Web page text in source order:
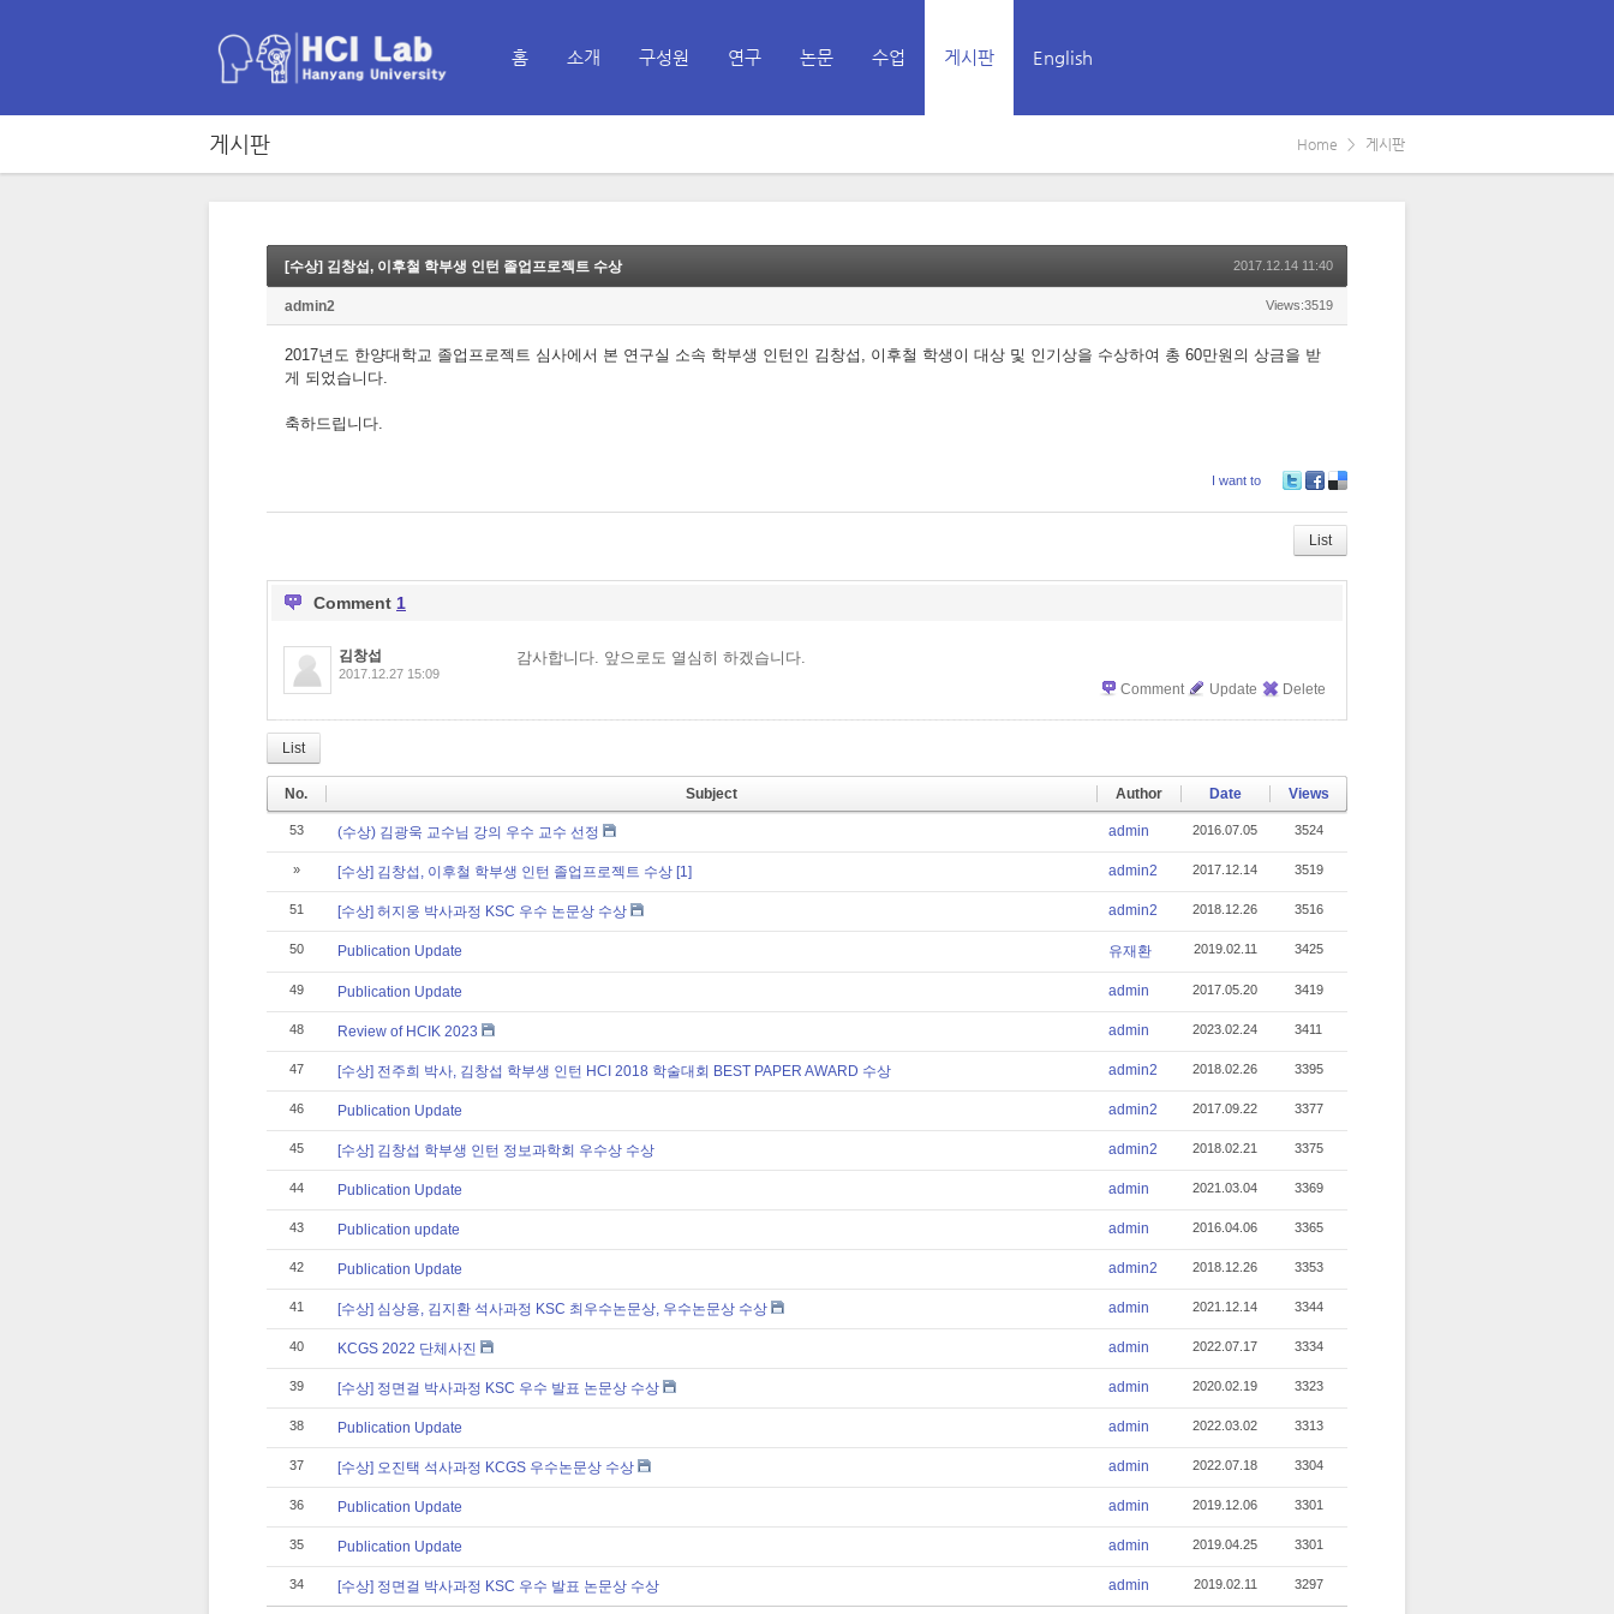
홈 소개 구성원 연구 논문 수업 게시판 English
게시판 Home 게시판
[수상] 김창섭, 이후철 학부생 인턴 졸업프로젝트 수상 2017.12.14 11:40
admin2 Views:3519
2017년도 한양대학교 졸업프로젝트 심사에서 본 연구실 소속 학부생 인턴인 김창섭, 이후철 학생이 대상 및 인기상을 수상하여 총 60만원의 상금을 받
게 되었습니다.
축하드립니다.
I want to
bo
ok
ou
s
List
Comment 1
김창섭
2017.12.27 15:09
감사합니다. 앞으로도 열심히 하겠습니다.
Comment Update Delete
List
No. Subject Author Date Views
53 (수상) 김광욱 교수님 강의 우수 교수 선정 admin 2016.07.05 3524
» [수상] 김창섭, 이후철 학부생 인턴 졸업프로젝트 수상 [1] admin2 2017.12.14 3519
51 [수상] 허지웅 박사과정 KSC 우수 논문상 수상 admin2 2018.12.26 3516
50 Publication Update 유재환 2019.02.11 3425
49 Publication Update admin 2017.05.20 3419
48 Review of HCIK 2023 admin 2023.02.24 3411
47 [수상] 전주희 박사, 김창섭 학부생 인턴 HCI 2018 학술대회 BEST PAPER AWARD 수상 admin2 2018.02.26 3395
46 Publication Update admin2 2017.09.22 3377
45 [수상] 김창섭 학부생 인턴 정보과학회 우수상 수상 admin2 2018.02.21 3375
44 Publication Update admin 2021.03.04 3369
43 Publication update admin 2016.04.06 3365
42 Publication Update admin2 2018.12.26 3353
41 [수상] 심상용, 김지환 석사과정 KSC 최우수논문상, 우수논문상 수상 admin 2021.12.14 3344
40 KCGS 2022 단체사진 admin 2022.07.17 3334
39 [수상] 정면걸 박사과정 KSC 우수 발표 논문상 수상 admin 2020.02.19 3323
38 Publication Update admin 2022.03.02 3313
37 [수상] 오진택 석사과정 KCGS 우수논문상 수상 admin 2022.07.18 3304
36 Publication Update admin 2019.12.06 3301
35 Publication Update admin 2019.04.25 3301
34 [수상] 정면걸 박사과정 KSC 우수 발표 논문상 수상 admin 2019.02.11 3297